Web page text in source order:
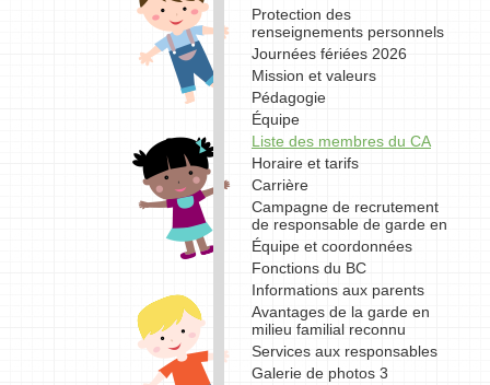
Protection des
renseignements personnels
Journées fériées 2026
Mission et valeurs
Pédagogie
Équipe
Liste des membres du CA
Horaire et tarifs
Carrière
Campagne de recrutement
de responsable de garde en
Équipe et coordonnées
Fonctions du BC
Informations aux parents
Avantages de la garde en
milieu familial reconnu
Services aux responsables
Galerie de photos 3